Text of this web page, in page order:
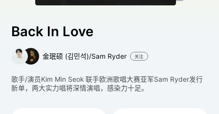
Back In Love
金珉硕 (김민석)/Sam Ryder 关注
歌手/演员Kim Min Seok 联手欧洲歌唱大赛亚军Sam Ryder发行
新单，两大实力唱将深情演唱，感染力十足。